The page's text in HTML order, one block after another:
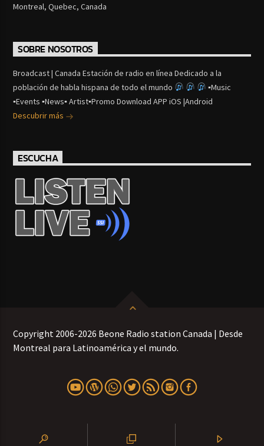
Montreal, Quebec, Canada
SOBRE NOSOTROS
Broadcast | Canada Estación de radio en línea Dedicado a la
población de habla hispana de todo el mundo
▪Music
▪Events ▪News▪ Artist▪Promo Download APP iOS |Android
Descubrir más
ESCUCHA
Copyright 2006-2026 Beone Radio station Canada | Desde
Montreal para Latinoamérica y el mundo.